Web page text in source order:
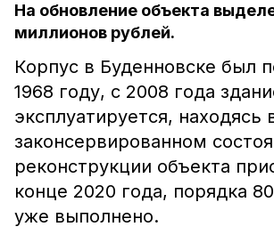
На обновление объекта
миллионов рублей.
Корпус в Буденновске был
1968 году, с 2008 года
эксплуатируется, находясь
законсервированном
реконструкции объекта
конце 2020 года, порядка
уже выполнено.